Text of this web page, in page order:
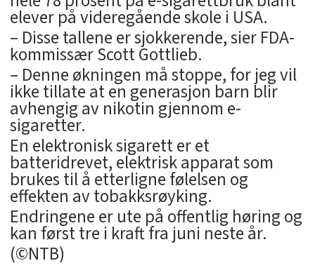
elever på videregående skole i USA.
– Disse tallene er sjokkerende, sier FDA-
kommissær Scott Gottlieb.
– Denne økningen må stoppe, for jeg vil
ikke tillate at en generasjon barn blir
avhengig av nikotin gjennom e-
sigaretter.
En elektronisk sigarett er et
batteridrevet, elektrisk apparat som
brukes til å etterligne følelsen og
effekten av tobakksrøyking.
Endringene er ute på offentlig høring og
kan først tre i kraft fra juni neste år.
(©NTB)